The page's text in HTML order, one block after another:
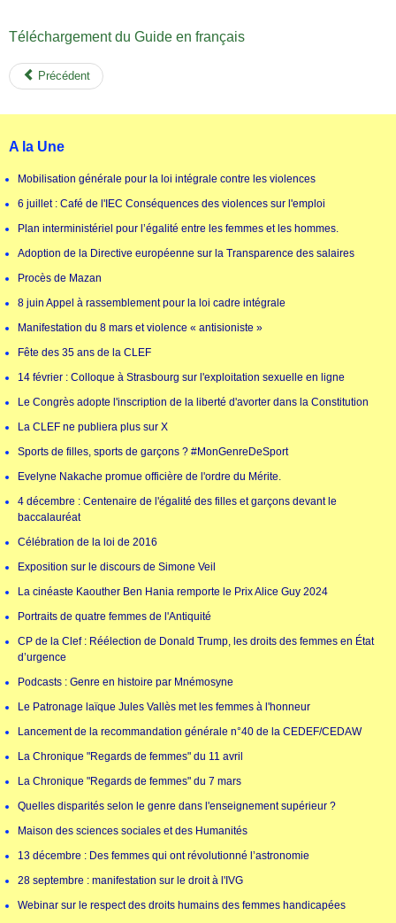
Téléchargement du Guide en français
Précédent
A la Une
Mobilisation générale pour la loi intégrale contre les violences
6 juillet : Café de l'IEC Conséquences des violences sur l'emploi
Plan interministériel pour l’égalité entre les femmes et les hommes.
Adoption de la Directive européenne sur la Transparence des salaires
Procès de Mazan
8 juin Appel à rassemblement pour la loi cadre intégrale
Manifestation du 8 mars et violence « antisioniste »
Fête des 35 ans de la CLEF
14 février : Colloque à Strasbourg sur l'exploitation sexuelle en ligne
Le Congrès adopte l'inscription de la liberté d'avorter dans la Constitution
La CLEF ne publiera plus sur X
Sports de filles, sports de garçons ? #MonGenreDeSport
Evelyne Nakache promue officière de l'ordre du Mérite.
4 décembre : Centenaire de l'égalité des filles et garçons devant le
baccalauréat
Célébration de la loi de 2016
Exposition sur le discours de Simone Veil
La cinéaste Kaouther Ben Hania remporte le Prix Alice Guy 2024
Portraits de quatre femmes de l'Antiquité
CP de la Clef : Réélection de Donald Trump, les droits des femmes en État
d’urgence
Podcasts : Genre en histoire par Mnémosyne
Le Patronage laïque Jules Vallès met les femmes à l'honneur
Lancement de la recommandation générale n°40 de la CEDEF/CEDAW
La Chronique "Regards de femmes" du 11 avril
La Chronique "Regards de femmes" du 7 mars
Quelles disparités selon le genre dans l'enseignement supérieur ?
Maison des sciences sociales et des Humanités
13 décembre : Des femmes qui ont révolutionné l’astronomie
28 septembre : manifestation sur le droit à l'IVG
Webinar sur le respect des droits humains des femmes handicapées